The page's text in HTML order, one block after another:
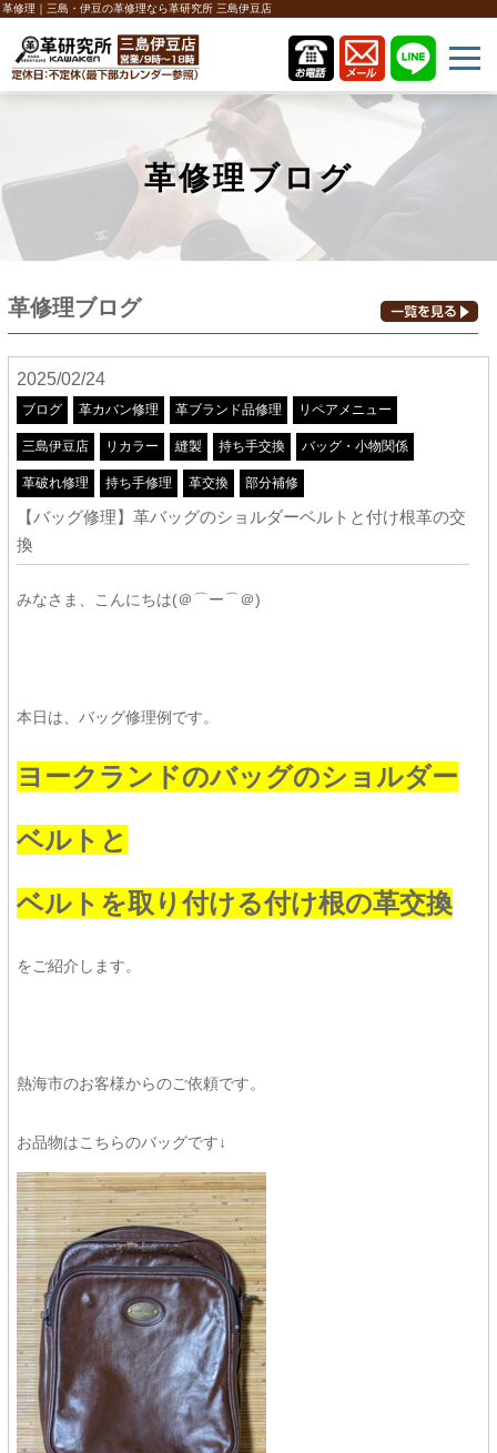
革修理｜三島・伊豆の革修理なら革研究所 三島伊豆店
革修理ブログ
革修理ブログ
2025/02/24
ブログ 革カバン修理 革ブランド品修理 リペアメニュー
三島伊豆店 リカラー 縫製 持ち手交換 バッグ・小物関係
革破れ修理 持ち手修理 革交換 部分補修
【バッグ修理】革バッグのショルダーベルトと付け根革の交
換
みなさま、こんにちは(＠⌒ー⌒＠)
本日は、バッグ修理例です。
ヨークランドのバッグのショルダー
ベルトと
ベルトを取り付ける付け根の革交換
をご紹介します。
熱海市のお客様からのご依頼です。
お品物はこちらのバッグです↓